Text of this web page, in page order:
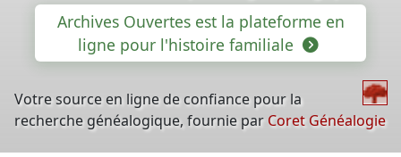
Archives Ouvertes est la plateforme en
ligne pour l'histoire familiale
Votre source en ligne de confiance pour la
recherche généalogique, fournie par Coret Généalogie